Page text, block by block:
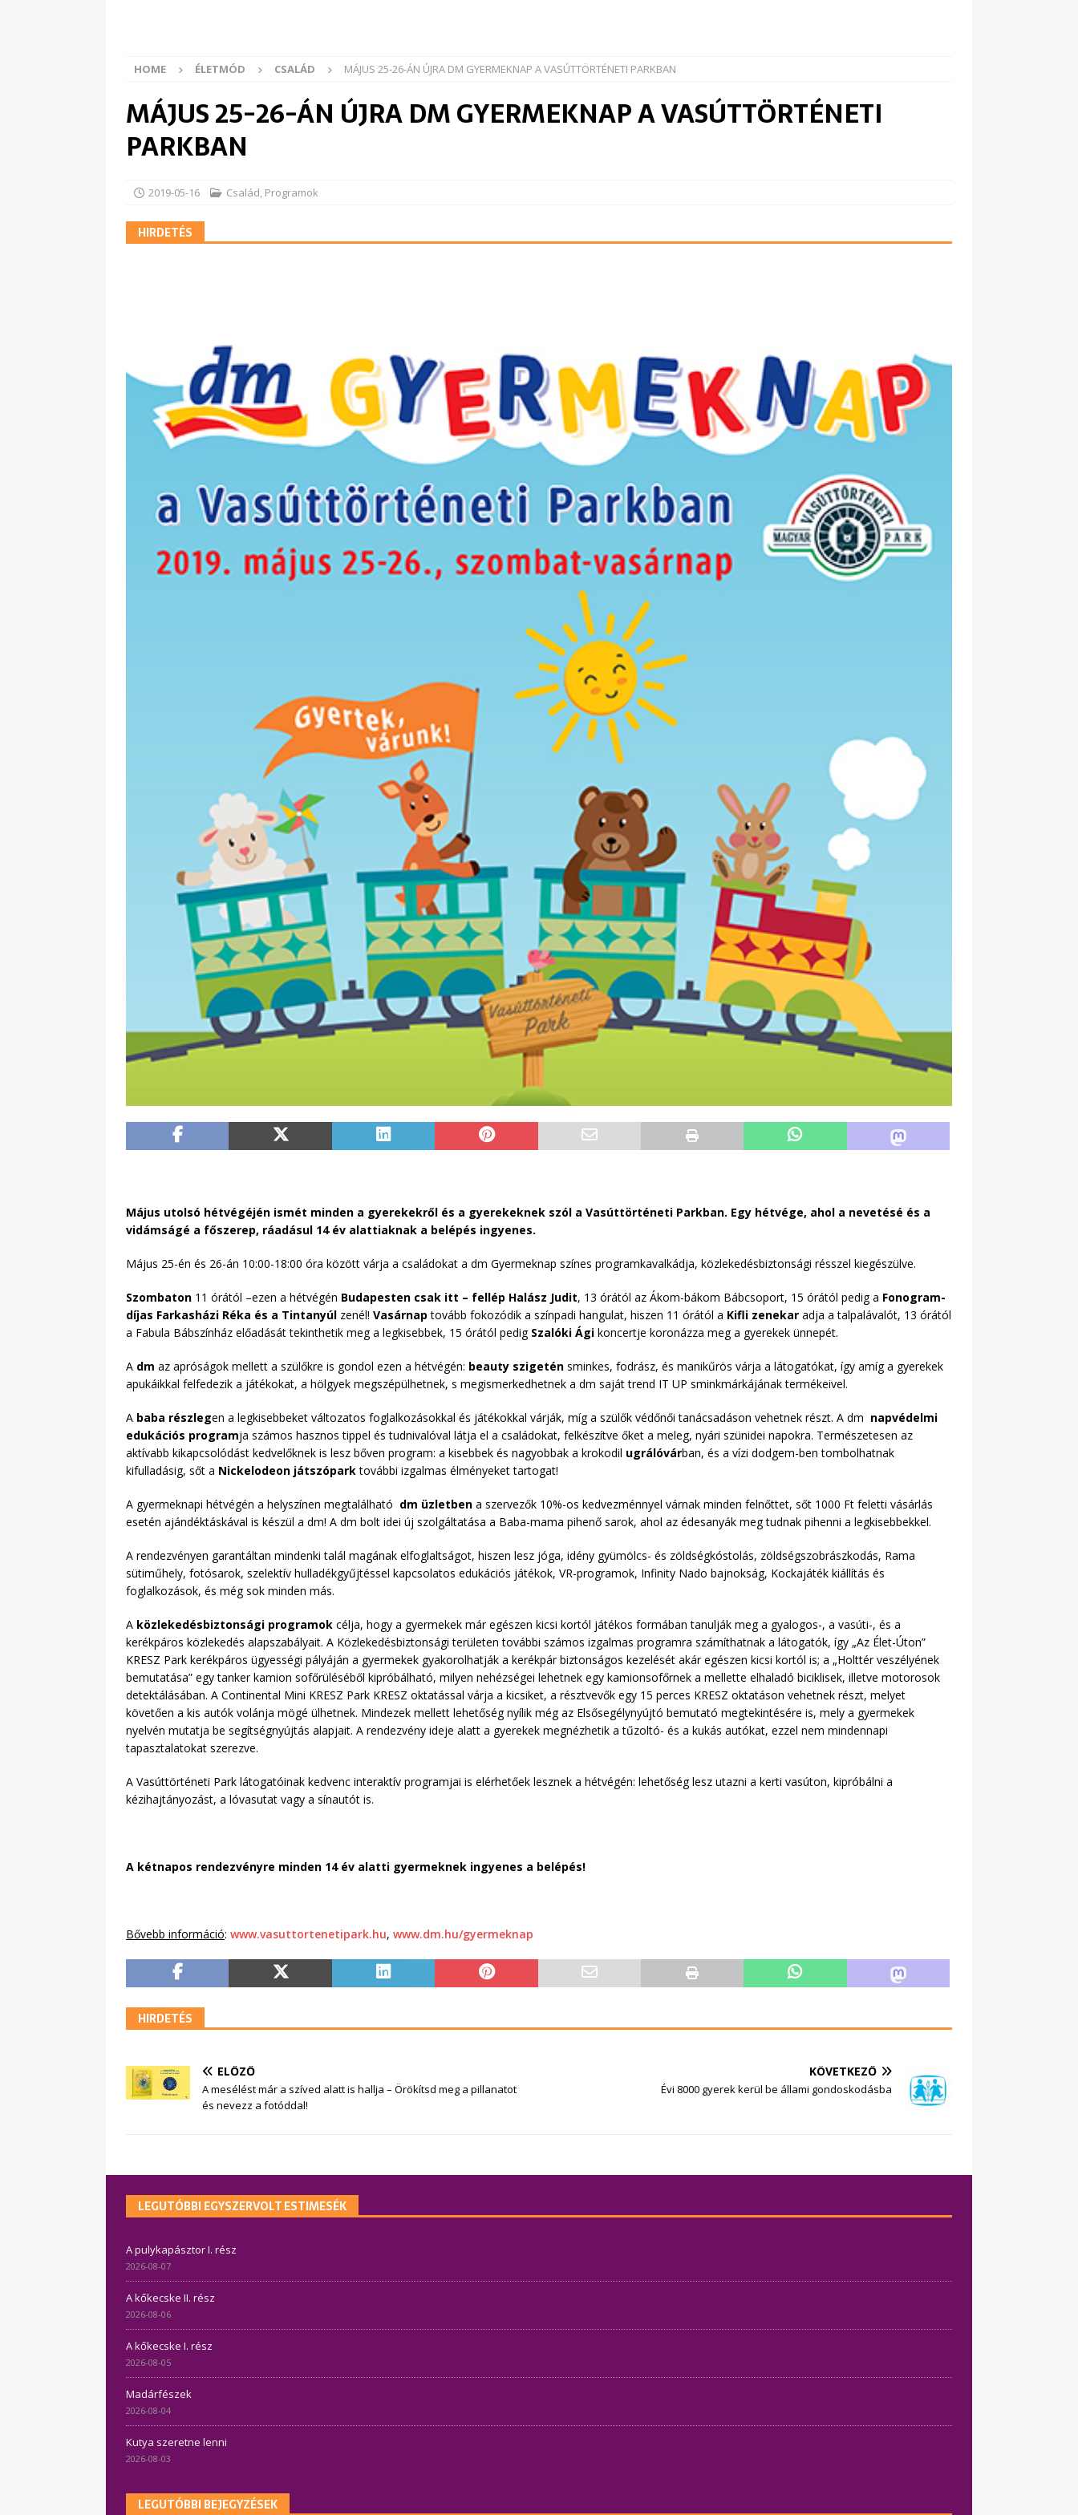
HOME ÉLETMÓD CSALÁD MÁJUS 25-26-ÁN ÚJRA DM GYERMEKNAP A VASÚTTÖRTÉNETI PARKBAN
MÁJUS 25-26-ÁN ÚJRA DM GYERMEKNAP A VASÚTTÖRTÉNETI
PARKBAN
2019-05-16 Család, Programok
HIRDETÉS
Május utolsó hétvégéjén ismét minden a gyerekekről és a gyerekeknek szól a Vasúttörténeti Parkban. Egy hétvége, ahol a nevetésé és a
vidámságé a főszerep, ráadásul 14 év alattiaknak a belépés ingyenes.
Május 25-én és 26-án 10:00-18:00 óra között várja a családokat a dm Gyermeknap színes programkavalkádja, közlekedésbiztonsági résszel kiegészülve.
Szombaton 11 órától –ezen a hétvégén Budapesten csak itt – fellép Halász Judit, 13 órától az Ákom-bákom Bábcsoport, 15 órától pedig a Fonogram-
díjas Farkasházi Réka és a Tintanyúl zenél! Vasárnap tovább fokozódik a színpadi hangulat, hiszen 11 órától a Kifli zenekar adja a talpalávalót, 13 órától
a Fabula Bábszínház előadását tekinthetik meg a legkisebbek, 15 órától pedig Szalóki Ági koncertje koronázza meg a gyerekek ünnepét.
A dm az apróságok mellett a szülőkre is gondol ezen a hétvégén: beauty szigetén sminkes, fodrász, és manikűrös várja a látogatókat, így amíg a gyerekek
apukáikkal felfedezik a játékokat, a hölgyek megszépülhetnek, s megismerkedhetnek a dm saját trend IT UP sminkmárkájának termékeivel.
A baba részlegen a legkisebbeket változatos foglalkozásokkal és játékokkal várják, míg a szülők védőnői tanácsadáson vehetnek részt. A dm napvédelmi
edukációs programja számos hasznos tippel és tudnivalóval látja el a családokat, felkészítve őket a meleg, nyári szünidei napokra. Természetesen az
aktívabb kikapcsolódást kedvelőknek is lesz bőven program: a kisebbek és nagyobbak a krokodil ugrálóvárban, és a vízi dodgem-ben tombolhatnak
kifulladásig, sőt a Nickelodeon játszóparktovábbi izgalmas élményeket tartogat!
A gyermeknapi hétvégén a helyszínen megtalálható dm üzletben a szervezők 10%-os kedvezménnyel várnak minden felnőttet, sőt 1000 Ft feletti vásárlás
esetén ajándéktáskával is készül a dm! A dm bolt idei új szolgáltatása a Baba-mama pihenő sarok, ahol az édesanyák meg tudnak pihenni a legkisebbekkel.
A rendezvényen garantáltan mindenki talál magának elfoglaltságot, hiszen lesz jóga, idény gyümölcs- és zöldségkóstolás, zöldségszobrászkodás, Rama
sütiműhely, fotósarok, szelektív hulladékgyűjtéssel kapcsolatos edukációs játékok, VR-programok, Infinity Nado bajnokság, Kockajáték kiállítás és
foglalkozások, és még sok minden más.
A közlekedésbiztonsági programok célja, hogy a gyermekek már egészen kicsi kortól játékos formában tanulják meg a gyalogos-, a vasúti-, és a
kerékpáros közlekedés alapszabályait. A Közlekedésbiztonsági területen további számos izgalmas programra számíthatnak a látogatók, így „Az Élet-Úton”
KRESZ Park kerékpáros ügyességi pályáján a gyermekek gyakorolhatják a kerékpár biztonságos kezelését akár egészen kicsi kortól is; a „Holttér veszélyének
bemutatása” egy tanker kamion sofőrüléséből kipróbálható, milyen nehézségei lehetnek egy kamionsofőrnek a mellette elhaladó biciklisek, illetve motorosok
detektálásában. A Continental Mini KRESZ Park KRESZ oktatással várja a kicsiket, a résztvevők egy 15 perces KRESZ oktatáson vehetnek részt, melyet
követően a kis autók volánja mögé ülhetnek. Mindezek mellett lehetőség nyílik még az Elsősegélynyújtó bemutató megtekintésére is, mely a gyermekek
nyelvén mutatja be segítségnyújtás alapjait. A rendezvény ideje alatt a gyerekek megnézhetik a tűzoltó- és a kukás autókat, ezzel nem mindennapi
tapasztalatokat szerezve.
A Vasúttörténeti Park látogatóinak kedvenc interaktív programjai is elérhetőek lesznek a hétvégén: lehetőség lesz utazni a kerti vasúton, kipróbálni a
kézihajtányozást, a lóvasutat vagy a sínautót is.
A kétnapos rendezvényre minden 14 év alatti gyermeknek ingyenes a belépés!
Bővebb információ: www.vasuttortenetipark.hu, www.dm.hu/gyermeknap
HIRDETÉS
ELŐZŐ
A mesélést már a szíved alatt is hallja – Örökítsd meg a pillanatot
és nevezz a fotóddal!
KÖVETKEZŐ
Évi 8000 gyerek kerül be állami gondoskodásba
LEGUTÓBBI EGYSZERVOLT ESTIMESÉK
A pulykapásztor I. rész
2026-08-07
A kőkecske II. rész
2026-08-06
A kőkecske I. rész
2026-08-05
Madárfészek
2026-08-04
Kutya szeretne lenni
2026-08-03
LEGUTÓBBI BEJEGYZÉSEK